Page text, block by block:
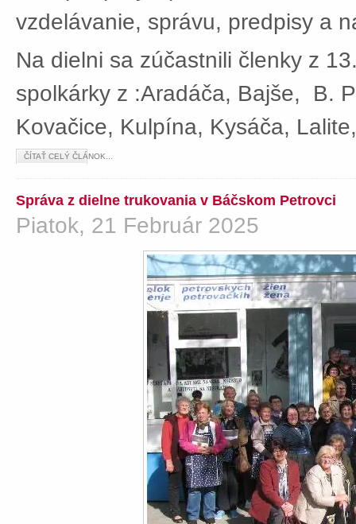
vzdelávanie, správu, predpisy a
Na dielni sa zúčastnili členky z
spolkárky z :Aradáča, Bajše, B.
Kovačice, Kulpína, Kysáča,
ČÍTAŤ CELÝ ČLÁNOK...
Správa z dielne trukovania v Báčskom Petrovci
Piatok, 21 Február 2025